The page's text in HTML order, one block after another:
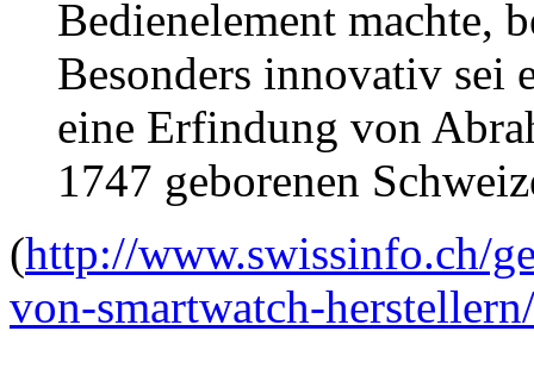
Bedienelement machte,
Besonders innovativ sei
eine Erfindung von
1747 geborenen
(http://www.swissinfo.ch/
von-smartwatch-